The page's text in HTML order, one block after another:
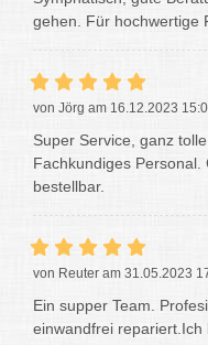
gehen. Für hochwertige
von Jörg am 16.12.2023
Super Service, ganz
Fachkundiges
bestellbar.
von Reuter am 31.05.2023
Ein supper Team.
einwandfrei